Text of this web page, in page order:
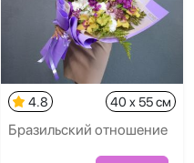
4.8 40 x 55 см
Бразильский отношение